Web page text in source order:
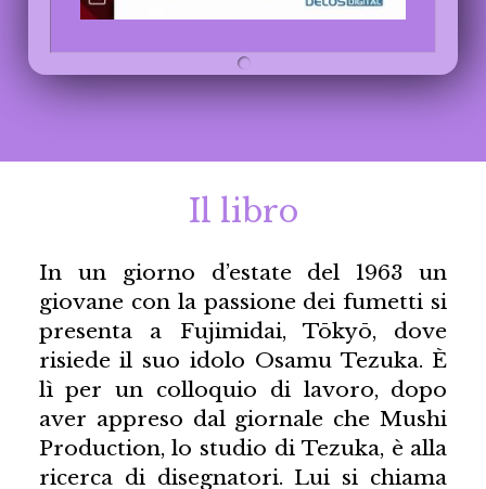
Il libro
In un giorno d’estate del 1963 un
giovane con la passione dei fumetti si
presenta a Fujimidai, Tōkyō, dove
risiede il suo idolo Osamu Tezuka. È
lì per un colloquio di lavoro, dopo
aver appreso dal giornale che Mushi
Production, lo studio di Tezuka, è alla
ricerca di disegnatori. Lui si chiama